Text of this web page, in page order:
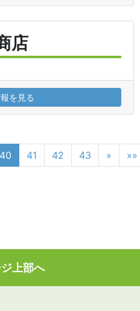
店
を見る
40 41 42 43 » »»
上部へ